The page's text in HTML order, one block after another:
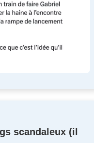
scandaleux (il